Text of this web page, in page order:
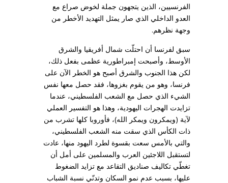
الفرنسيين، الذين يتجهون جملة لخوض صراع مع
العدو الداخلي الذي صار يمثل التهديد الأخطر من
وجهة نظرهم.
سبق لفرنسا أن احتلّت شمال أفريقيا والشرق
الأوسط، وأصبحت إمبراطورية عظمى بفعل ذلك،
لكن هذا الجنوب والشرق أصبح هو الخطر الآن على
فرنسا، وهو من يقوم بغزوها، فقد حصل معها نفس
الشيء الذي حصل مع الشعب الفلسطيني، عندما
تزايدت الهجرات اليهودية، وهذا هو التفسير العملي
لآية (ويمكرون ويمكر الله)، فأوروبا كلها تشرب من
ذات الكأس الذي سقت منه الشعب الفلسطيني،
والتي بالأمس سعت بقسوة لطرد اليهود منها، عادت
لتستقبل اللاجئين العرب والمسلمين على أمل أن
تغطّي تكاليف صناديق التقاعد مع تزايد الضغوط
عليها، بسبب عدم نمو السكان وتدنّي نسبة الشباب